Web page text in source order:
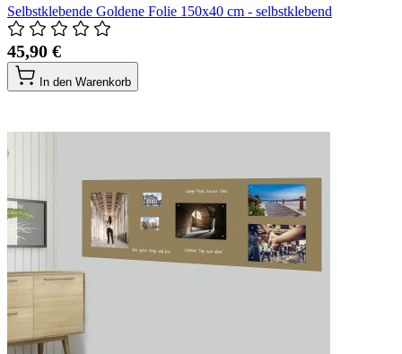
Selbstklebende Goldene Folie 150x40 cm - selbstklebend
45,90 €
In den Warenkorb